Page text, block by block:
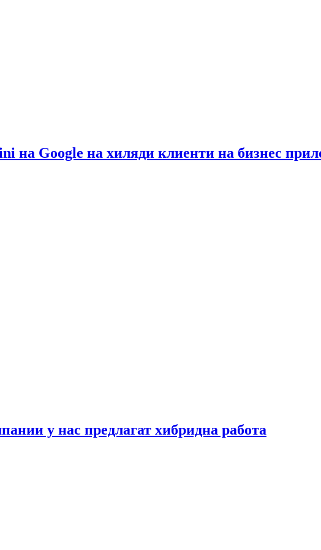
на Google на хиляди клиенти на бизнес
у нас предлагат хибридна работа